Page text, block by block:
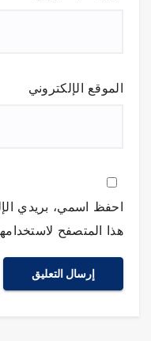
الموقع الإلكتروني
احفظ اسمي، بريدي
هذا المتصفح